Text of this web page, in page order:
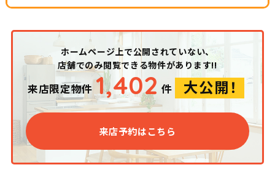
ホームページ上で公開されていない、
店舗でのみ閲覧できる物件があります!!
来店限定物件 1,402 件 大公開！
来店予約はこちら